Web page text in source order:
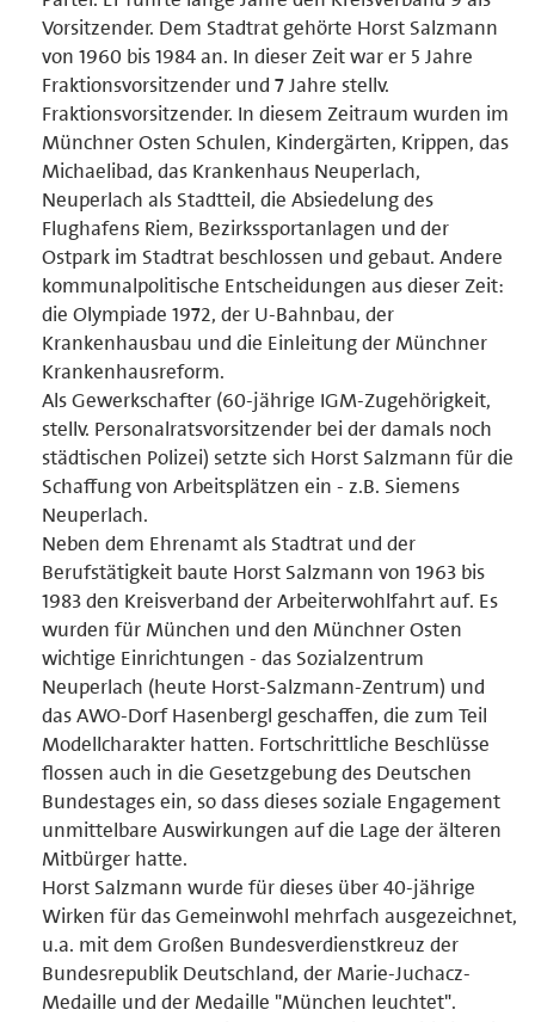
Vorsitzender. Dem Stadtrat gehörte Horst Salzmann
von 1960 bis 1984 an. In dieser Zeit war er 5 Jahre
Fraktionsvorsitzender und 7 Jahre stellv.
Fraktionsvorsitzender. In diesem Zeitraum wurden im
Münchner Osten Schulen, Kindergärten, Krippen, das
Michaelibad, das Krankenhaus Neuperlach,
Neuperlach als Stadtteil, die Absiedelung des
Flughafens Riem, Bezirkssportanlagen und der
Ostpark im Stadtrat beschlossen und gebaut. Andere
kommunalpolitische Entscheidungen aus dieser Zeit:
die Olympiade 1972, der U-Bahnbau, der
Krankenhausbau und die Einleitung der Münchner
Krankenhausreform.
Als Gewerkschafter (60-jährige IGM-Zugehörigkeit,
stellv. Personalratsvorsitzender bei der damals noch
städtischen Polizei) setzte sich Horst Salzmann für die
Schaffung von Arbeitsplätzen ein - z.B. Siemens
Neuperlach.
Neben dem Ehrenamt als Stadtrat und der
Berufstätigkeit baute Horst Salzmann von 1963 bis
1983 den Kreisverband der Arbeiterwohlfahrt auf. Es
wurden für München und den Münchner Osten
wichtige Einrichtungen - das Sozialzentrum
Neuperlach (heute Horst-Salzmann-Zentrum) und
das AWO-Dorf Hasenbergl geschaffen, die zum Teil
Modellcharakter hatten. Fortschrittliche Beschlüsse
flossen auch in die Gesetzgebung des Deutschen
Bundestages ein, so dass dieses soziale Engagement
unmittelbare Auswirkungen auf die Lage der älteren
Mitbürger hatte.
Horst Salzmann wurde für dieses über 40-jährige
Wirken für das Gemeinwohl mehrfach ausgezeichnet,
u.a. mit dem Großen Bundesverdienstkreuz der
Bundesrepublik Deutschland, der Marie-Juchacz-
Medaille und der Medaille "München leuchtet".